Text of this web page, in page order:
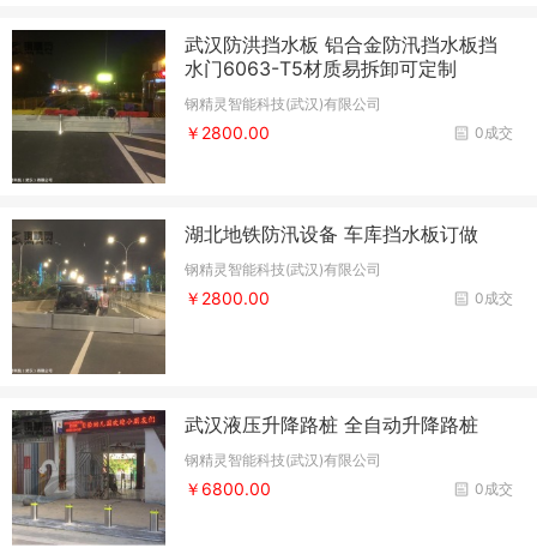
武汉防洪挡水板 铝合金防汛挡水板挡
水门6063-T5材质易拆卸可定制
钢精灵智能科技(武汉)有限公司
0成交
￥2800.00
湖北地铁防汛设备 车库挡水板订做
钢精灵智能科技(武汉)有限公司
0成交
￥2800.00
武汉液压升降路桩 全自动升降路桩
钢精灵智能科技(武汉)有限公司
0成交
￥6800.00